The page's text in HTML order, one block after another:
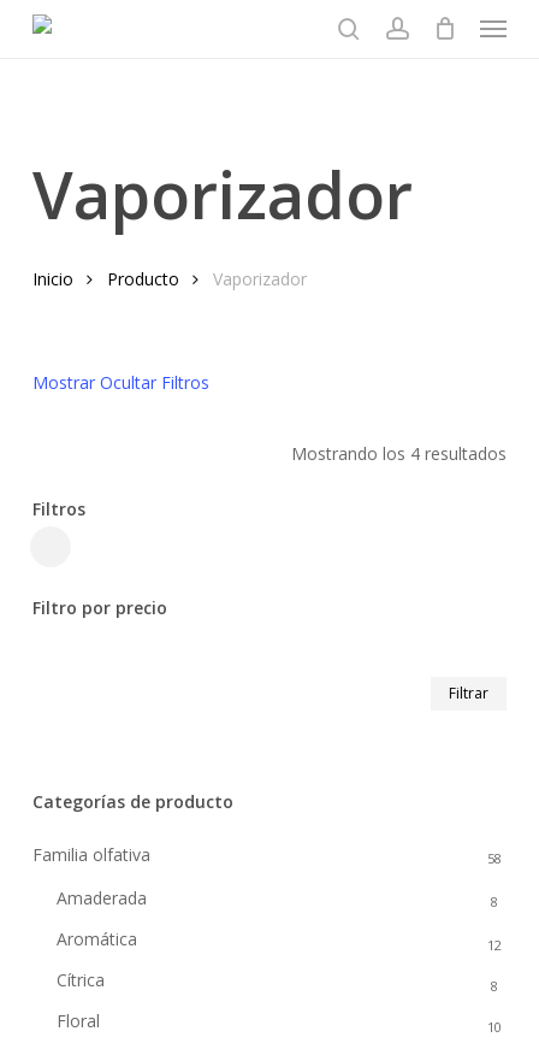
Menu
Vaporizador
Inicio Producto Vaporizador
Mostrar Ocultar Filtros
Mostrando los 4 resultados
Filtros
Filtro por precio
Filtrar
Categorías de producto
Familia olfativa 58
Amaderada 8
Aromática 12
Cítrica 8
Floral 10